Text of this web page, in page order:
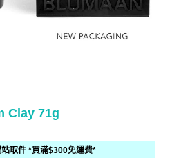
Clay 71g
取件 *買滿$300免運費*